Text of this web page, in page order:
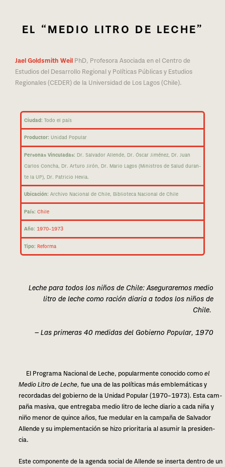
EL “MEDIO LITRO DE LECHE”
Jael Goldsmith Weil PhD, Profesora Asociada en el Centro de
Estudios del Desarrollo Regional y Políticas Públicas y Estudios
Regionales (CEDER) de la Universidad de Los Lagos (Chile).
Ciudad: Todo el país
Productor: Unidad Popular
Personas Vinculadas: Dr. Salvador Allende, Dr. Óscar Jiménez, Dr. Juan
Carlos Concha, Dr. Arturo Jirón, Dr. Mario Lagos (Ministros de Salud duran­
te la UP), Dr. Patricio Hevia.
Ubicación: Archivo Nacional de Chile, Biblioteca Nacional de Chile
País: Chile
Año: 1970–1973
Tipo: Reforma
Leche para todos los niños de Chile: Aseguraremos medio
litro de leche como ración dia­ria a todos los niños de
Chile.
— Las pri­me­ras 40 medi­das del Gobierno Popular, 1970
El Programa Nacional de Leche, popu­lar­men­te cono­ci­do comoel
Medio Litro de Leche, fue una de las polí­ti­cas más emble­má­ti­cas y
recor­da­das del gobierno de la Unidad Popular (1970–1973). Esta cam­
pa­ña masi­va, que entre­ga­ba medio litro de leche dia­rio a cada niña y
niño menor de quin­ce años, fue medu­lar en la cam­pa­ña de Salvador
Allende y su imple­men­ta­ción se hizo prio­ri­ta­ria al asu­mir la pre­si­den­
cia.
Este com­po­nen­te de la agen­da social de Allende se inser­ta den­tro de un